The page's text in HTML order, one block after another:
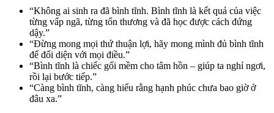
“Không ai sinh ra đã bình tĩnh. Bình tĩnh là kết quả của việc
từng vấp ngã, từng tổn thương và đã học được cách đứng
dậy.”
“Đừng mong mọi thứ thuận lợi, hãy mong mình đủ bình tĩnh
để đối diện với mọi điều.”
“Bình tĩnh là chiếc gối mềm cho tâm hồn – giúp ta nghỉ ngơi,
rồi lại bước tiếp.”
“Càng bình tĩnh, càng hiểu rằng hạnh phúc chưa bao giờ ở
đâu xa.”